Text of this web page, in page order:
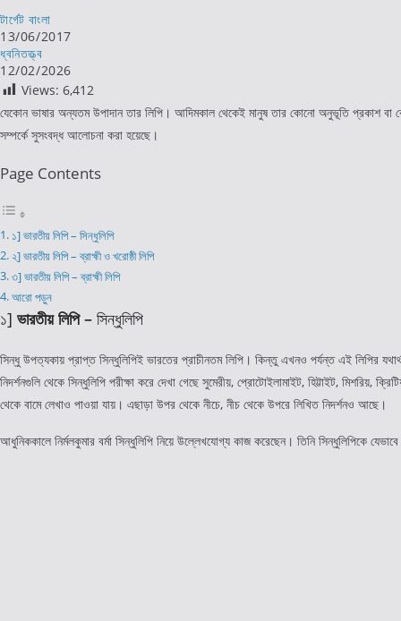
Post
author:
টার্গেট বাংলা
Post
published:
13/06/2017
Post
category:
ধ্বনিতত্ত্ব
Post
last
12/02/2026
Views: 6,412
যেকোন ভাষার অন্যতম উপাদান তার লিপি। আদিমকাল থেকেই মানুষ তার কোনো অনুভূতি প্রকাশ
সম্পর্কে সুসংবদ্ধ আলোচনা করা হয়েছে।
Page Contents
১] ভারতীয় লিপি – সিন্ধুলিপি
২] ভারতীয় লিপি – ব্রাহ্মী ও খরোষ্ঠী লিপি
৩] ভারতীয় লিপি – ব্রাহ্মী লিপি
আরো পড়ুন
১] ভারতীয় লিপি – সিন্ধুলিপি
সিন্ধু উপত্যকায় প্রাপ্ত সিন্ধুলিপিই ভারতের প্রাচীনতম লিপি। কিন্তু এখনও পর্যন্ত এই লিপির
নিদর্শনগুলি থেকে সিন্ধুলিপি পরীক্ষা করে দেখা গেছে সুমেরীয়, প্রোটোইলামাইট, হিট্টাইট, মিশরিয়,
থেকে বামে লেখাও পাওয়া যায়। এছাড়া উপর থেকে নীচে, নীচ থেকে উপরে লিখিত নিদর্শনও আছে।
আধুনিককালে নির্মলকুমার বর্মা সিন্ধুলিপি নিয়ে উল্লেখযোগ্য কাজ করেছেন। তিনি সিন্ধুলিপিকে